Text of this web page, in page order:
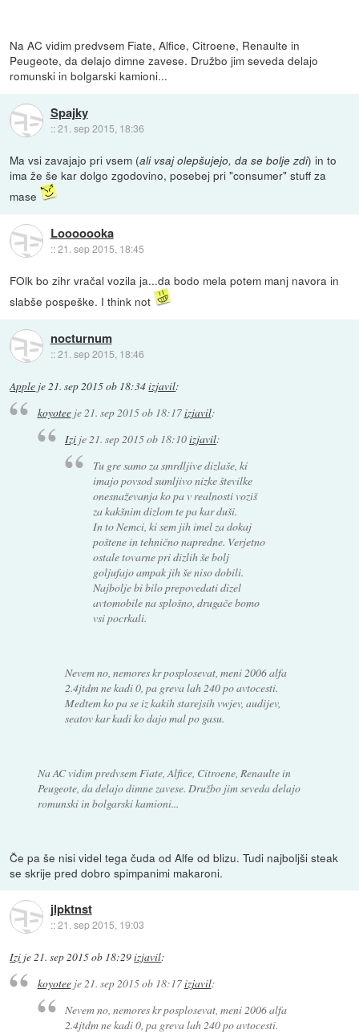
Na AC vidim predvsem Fiate, Alfice, Citroene, Renaulte in
Peugeote, da delajo dimne zavese. Družbo jim seveda delajo
romunski in bolgarski kamioni...
Spajky
::21. sep 2015, 18:36
Ma vsi zavajajo pri vsem (ali vsaj olepšujejo, da se bolje zdi) in to
ima že še kar dolgo zgodovino, posebej pri "consumer" stuff za
mase
Looooooka
::21. sep 2015, 18:45
FOlk bo zihr vračal vozila ja...da bodo mela potem manj navora in
slabše pospeške. I think not
nocturnum
::21. sep 2015, 18:46
Apple je 21. sep 2015 ob 18:34izjavil:
koyoteeje21. sep 2015 ob 18:17izjavil:
Izi je 21. sep 2015 ob 18:10izjavil:
Tu gre samo za smrdljive dizlaše, ki
imajo povsod sumljivo nizke številke
onesnaževanja ko pa v realnosti voziš
za kakšnim dizlom te pa kar duši.
In to Nemci, ki sem jih imel za dokaj
poštene in tehnično napredne. Verjetno
ostale tovarne pri dizlih še bolj
goljufajo ampak jih še niso dobili.
Najbolje bi bilo prepovedati dizel
avtomobile na splošno, drugače bomo
vsi pocrkali.
Nevem no, nemores kr posplosevat, meni 2006 alfa
2.4jtdm ne kadi 0, pa greva lah 240 po avtocesti.
Medtem ko pa se iz kakih starejsih vwjev, audijev,
seatov kar kadi ko dajo mal po gasu.
Na AC vidim predvsem Fiate, Alfice, Citroene, Renaulte in
Peugeote, da delajo dimne zavese. Družbo jim seveda delajo
romunski in bolgarski kamioni...
Če pa še nisi videl tega čuda od Alfe od blizu. Tudi najboljši steak
se skrije pred dobro spimpanimi makaroni.
jlpktnst
::21. sep 2015, 19:03
Izi je21. sep 2015 ob 18:29izjavil:
koyoteeje21. sep 2015 ob 18:17izjavil:
Nevem no, nemores kr posplosevat, meni 2006 alfa
2.4jtdm ne kadi 0, pa greva lah 240 po avtocesti.